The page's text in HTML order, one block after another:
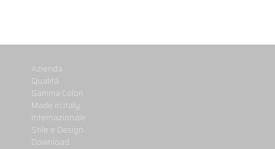
Azienda
Qualità
Gamma Colori
Made in italy
Internazionale
Stile e Design
Download